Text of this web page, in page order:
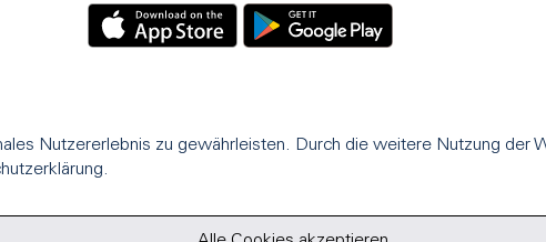
Nutzererlebnis zu gewährleisten. Durch die weitere Nutzung der